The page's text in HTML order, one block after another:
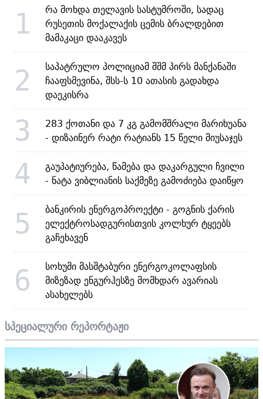
1
რა მოხდა თელავის სასტუმროში, სადაც
რუსეთის მოქალაქის ცემის ბრალდებით
მამაკაცი დააკავეს
2
საპატრულო პოლიციამ შშმ პირს მანქანაში
ჩააფსმევინა, შსს-ს 10 ათასის გადახდა
დაეკისრა
3
283 ქოთანი და 7 კგ გამომშრალი მარიხუანა
- დიზაინერ რატი რატიანს 15 წელი მიუსაჯეს
4
გაუპატიურება, წამება და დაკარგული ჩვილი
- ნატა ვიბლიანის საქმეზე გამოძიება დაიწყო
5
ბანკირის ენერგოპროექტი - გოგნის ქარის
ელექტროსადგურისთვის კოლხურ ტყეებს
გაჩეხავენ
6
სოხუმი მასშტაბური ენერგოკოლაფსის
მიზეზად ენგურჰესზე მომხდარ ავარიას
ასახელებს
სპეციალური რეპორტაჟი